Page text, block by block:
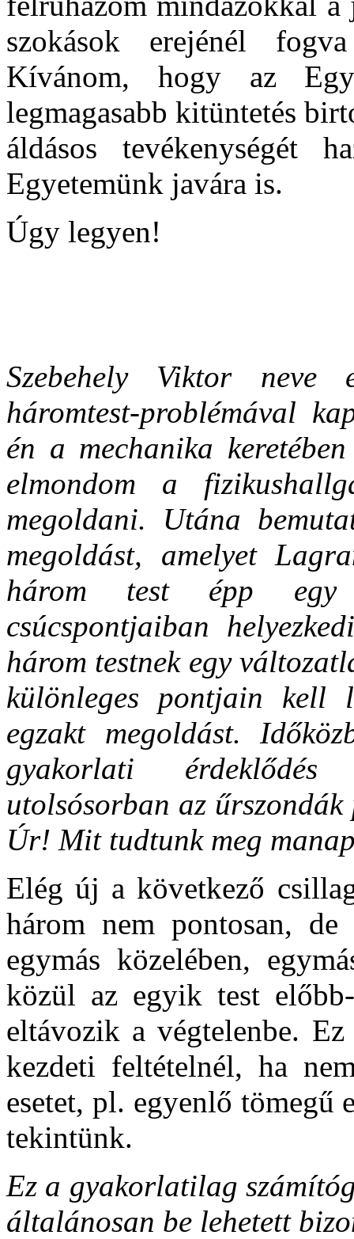
szokások erejénél
Kívánom, hogy az
legmagasabb kitüntetés
áldásos tevékenységét
Egyetemünk javára is.
Úgy legyen!
Szebehely Viktor neve
háromtest-problémával
én a mechanika
elmondom a
megoldani. Utána
megoldást, amelyet
három test épp egy
csúcspontjaiban
három testnek egy
különleges pontjain kell
egzakt megoldást.
gyakorlati
utolsósorban az
Úr! Mit tudtunk meg
Elég új a következő
három nem pontosan,
egymás közelében,
közül az egyik test
eltávozik a végtelenbe.
kezdeti feltételnél, ha
esetet, pl. egyenlő tömegű
tekintünk.
Ez a gyakorlatilag
általánosan be lehetett